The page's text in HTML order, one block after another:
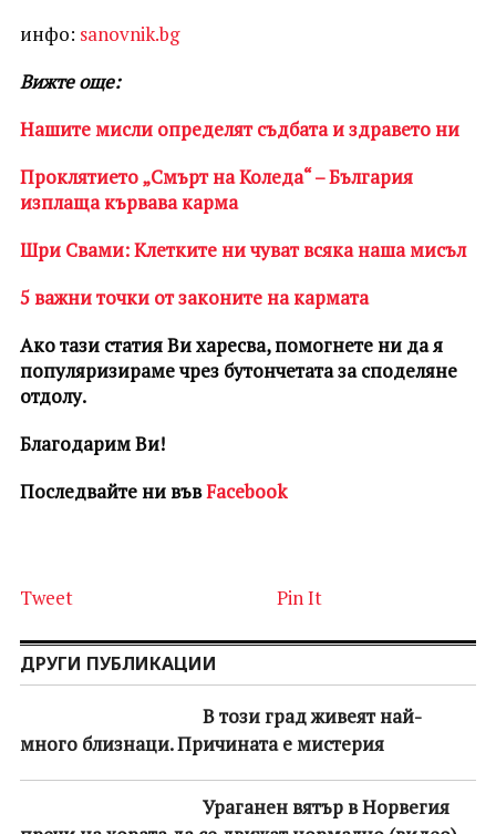
инфо: sanovnik.bg
Вижте още:
Нашите мисли определят съдбата и здравето ни
Проклятието „Смърт на Коледа“ – България
изплаща кървава карма
Шри Свами: Клетките ни чуват всяка наша мисъл
5 важни точки от законите на кармата
Ако тази статия Ви харесва, помогнете ни да я
популяризираме чрез бутончетата за споделяне
отдолу.
Благодарим Ви!
Последвайте ни въвFacebook
Tweet Pin It
ДРУГИ ПУБЛИКАЦИИ
В този град живеят най-
много близнаци. Причината е мистерия
Ураганен вятър в Норвегия